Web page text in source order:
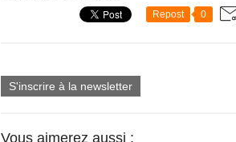
Repost 0
S'inscrire à la newsletter
Vous aimerez aussi :